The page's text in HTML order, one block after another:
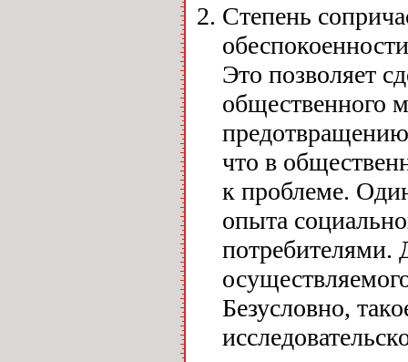
Степень
Это позволяет
общественного
что в
к проблеме.
опыта
потребителями.
Безусловно,